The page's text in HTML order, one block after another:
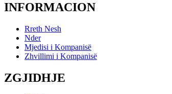
INFORMACION
Rreth Nesh
Nder
Mjedisi i Kompanisë
Zhvillimi i Kompanisë
ZGJIDHJE